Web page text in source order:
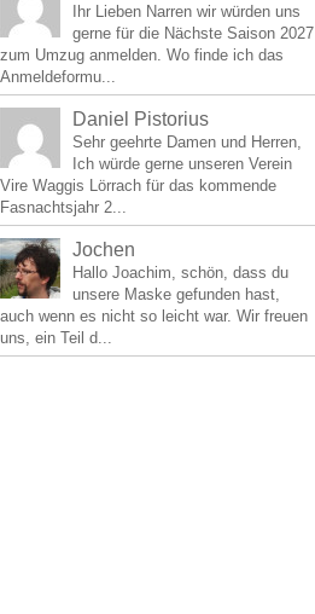
Ihr Lieben Narren wir würden uns
gerne für die Nächste Saison 2027
zum Umzug anmelden. Wo finde ich das
Anmeldeformu...
Daniel Pistorius
Sehr geehrte Damen und Herren,
Ich würde gerne unseren Verein
Vire Waggis Lörrach für das kommende
Fasnachtsjahr 2...
Jochen
Hallo Joachim, schön, dass du
unsere Maske gefunden hast,
auch wenn es nicht so leicht war. Wir freuen
uns, ein Teil d...